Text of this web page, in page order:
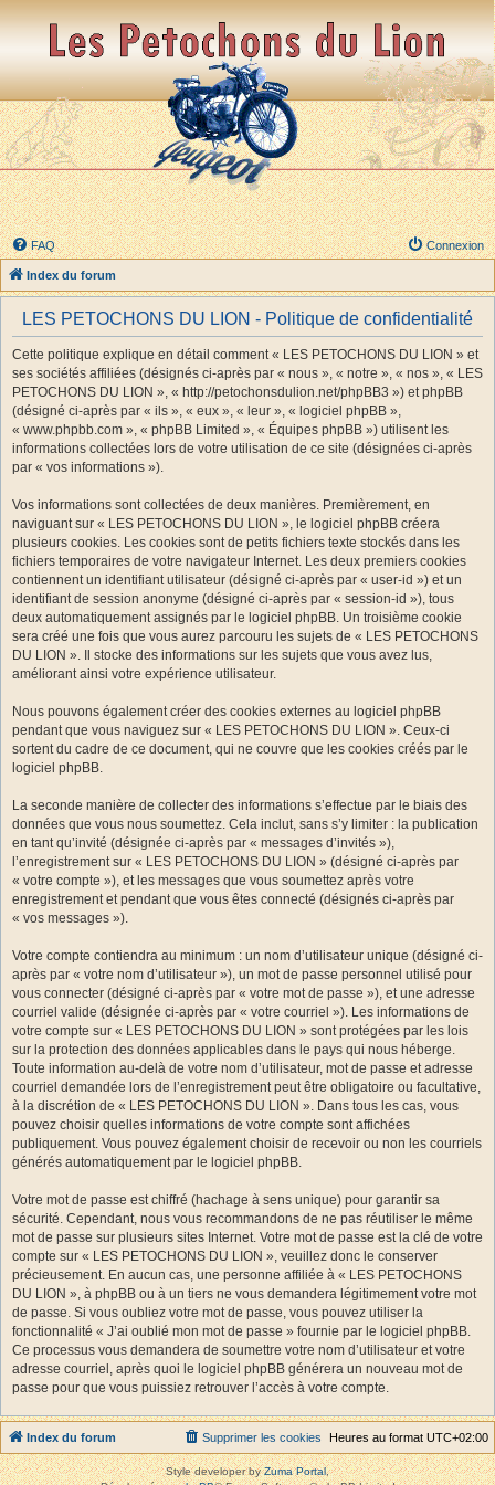
FAQ Connexion
Index du forum
LES PETOCHONS DU LION - Politique de confidentialité
Cette politique explique en détail comment « LES PETOCHONS DU LION » et
ses sociétés affiliées (désignés ci-après par « nous », « notre », « nos », « LES
PETOCHONS DU LION », « http://petochonsdulion.net/phpBB3 ») et phpBB
(désigné ci-après par « ils », « eux », « leur », « logiciel phpBB »,
« www.phpbb.com », « phpBB Limited », « Équipes phpBB ») utilisent les
informations collectées lors de votre utilisation de ce site (désignées ci-après
par « vos informations »).
Vos informations sont collectées de deux manières. Premièrement, en
naviguant sur « LES PETOCHONS DU LION », le logiciel phpBB créera
plusieurs cookies. Les cookies sont de petits fichiers texte stockés dans les
fichiers temporaires de votre navigateur Internet. Les deux premiers cookies
contiennent un identifiant utilisateur (désigné ci-après par « user-id ») et un
identifiant de session anonyme (désigné ci-après par « session-id »), tous
deux automatiquement assignés par le logiciel phpBB. Un troisième cookie
sera créé une fois que vous aurez parcouru les sujets de « LES PETOCHONS
DU LION ». Il stocke des informations sur les sujets que vous avez lus,
améliorant ainsi votre expérience utilisateur.
Nous pouvons également créer des cookies externes au logiciel phpBB
pendant que vous naviguez sur « LES PETOCHONS DU LION ». Ceux-ci
sortent du cadre de ce document, qui ne couvre que les cookies créés par le
logiciel phpBB.
La seconde manière de collecter des informations s’effectue par le biais des
données que vous nous soumettez. Cela inclut, sans s’y limiter : la publication
en tant qu’invité (désignée ci-après par « messages d’invités »),
l’enregistrement sur « LES PETOCHONS DU LION » (désigné ci-après par
« votre compte »), et les messages que vous soumettez après votre
enregistrement et pendant que vous êtes connecté (désignés ci-après par
« vos messages »).
Votre compte contiendra au minimum : un nom d’utilisateur unique (désigné ci-
après par « votre nom d’utilisateur »), un mot de passe personnel utilisé pour
vous connecter (désigné ci-après par « votre mot de passe »), et une adresse
courriel valide (désignée ci-après par « votre courriel »). Les informations de
votre compte sur « LES PETOCHONS DU LION » sont protégées par les lois
sur la protection des données applicables dans le pays qui nous héberge.
Toute information au-delà de votre nom d’utilisateur, mot de passe et adresse
courriel demandée lors de l’enregistrement peut être obligatoire ou facultative,
à la discrétion de « LES PETOCHONS DU LION ». Dans tous les cas, vous
pouvez choisir quelles informations de votre compte sont affichées
publiquement. Vous pouvez également choisir de recevoir ou non les courriels
générés automatiquement par le logiciel phpBB.
Votre mot de passe est chiffré (hachage à sens unique) pour garantir sa
sécurité. Cependant, nous vous recommandons de ne pas réutiliser le même
mot de passe sur plusieurs sites Internet. Votre mot de passe est la clé de votre
compte sur « LES PETOCHONS DU LION », veuillez donc le conserver
précieusement. En aucun cas, une personne affiliée à « LES PETOCHONS
DU LION », à phpBB ou à un tiers ne vous demandera légitimement votre mot
de passe. Si vous oubliez votre mot de passe, vous pouvez utiliser la
fonctionnalité « J’ai oublié mon mot de passe » fournie par le logiciel phpBB.
Ce processus vous demandera de soumettre votre nom d’utilisateur et votre
adresse courriel, après quoi le logiciel phpBB générera un nouveau mot de
passe pour que vous puissiez retrouver l’accès à votre compte.
Index du forum Heures au format UTC+02:00
Supprimer les cookies
Style developer byZuma Portal,